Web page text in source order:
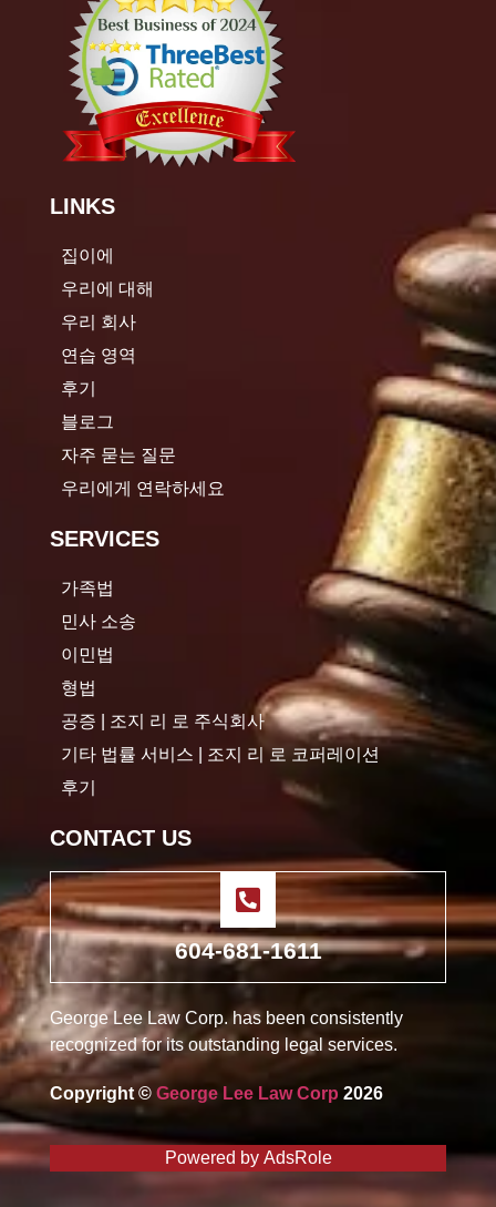
LINKS
집이에
우리에 대해
우리 회사
연습 영역
후기
블로그
자주 묻는 질문
우리에게 연락하세요
SERVICES
가족법
민사 소송
이민법
형법
공증 | 조지 리 로 주식회사
기타 법률 서비스 | 조지 리 로 코퍼레이션
후기
CONTACT US
604-681-1611
George Lee Law Corp. has been consistently
recognized for its outstanding legal services.
Copyright © George Lee Law Corp 2026
Powered by AdsRole